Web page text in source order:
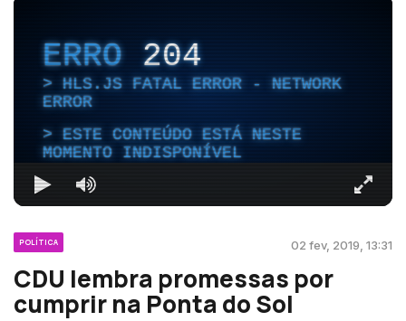
ERRO204
HLS.JS FATAL ERROR - NETWORK
ERROR
ESTE CONTEÚDO ESTÁ NESTE
MOMENTO INDISPONÍVEL
POLÍTICA 02 fev, 2019, 13:31
CDU lembra promessas por
cumprir na Ponta do Sol